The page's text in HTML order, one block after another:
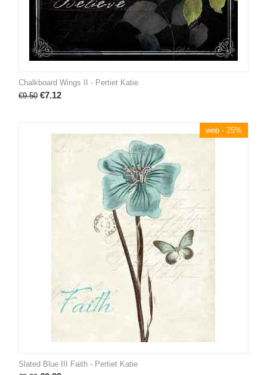
Chalkboard Wings II - Pertiet Katie
€9.50 €7.12
web - 25%
Slated Blue III Faith - Pertiet Katie